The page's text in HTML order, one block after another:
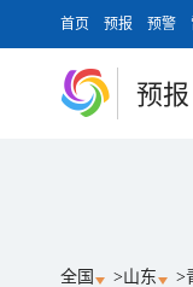
首页 预报 预警
预报
全国 >山东 >